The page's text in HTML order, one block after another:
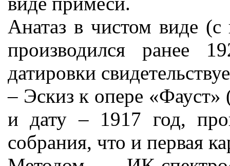
Анатаз в чистом виде
производился ранее
датировки
– Эскиз к опере
и дату – 1917 год,
собрания, что и первая